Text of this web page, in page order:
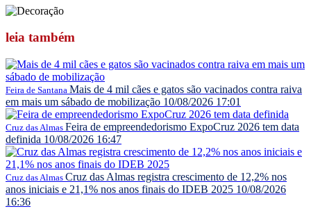
leia também
Feira de Santana Mais de 4 mil cães e gatos são vacinados contra raiva
em mais um sábado de mobilização 10/08/2026 17:01
Cruz das Almas Feira de empreendedorismo ExpoCruz 2026 tem data
definida 10/08/2026 16:47
Cruz das Almas Cruz das Almas registra crescimento de 12,2% nos
anos iniciais e 21,1% nos anos finais do IDEB 2025 10/08/2026
16:36